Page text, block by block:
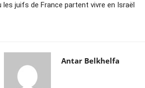
les juifs de France partent vivre en Israël
Antar Belkhelfa